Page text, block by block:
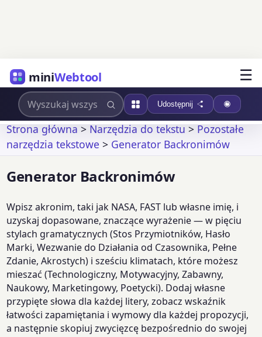
miniWebtool ☰
Udostępnij
Strona główna>Narzędzia do tekstu>Pozostałe
narzędzia tekstowe > Generator Backronimów
Generator Backronimów
Wpisz akronim, taki jak NASA, FAST lub własne imię, i
uzyskaj dopasowane, znaczące wyrażenie — w pięciu
stylach gramatycznych (Stos Przymiotników, Hasło
Marki, Wezwanie do Działania od Czasownika, Pełne
Zdanie, Akrostych) i sześciu klimatach, które możesz
mieszać (Technologiczny, Motywacyjny, Zabawny,
Naukowy, Marketingowy, Poetycki). Dodaj własne
przypięte słowa dla każdej litery, zobacz wskaźnik
łatwości zapamiętania i wymowy dla każdej propozycji,
a następnie skopiuj zwycięzcę bezpośrednio do swojej